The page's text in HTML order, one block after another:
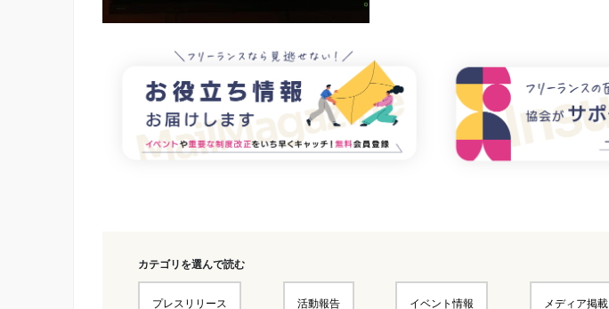
カテゴリを選んで読む
プレスリリース 活動報告 イベント情報 メディア掲載